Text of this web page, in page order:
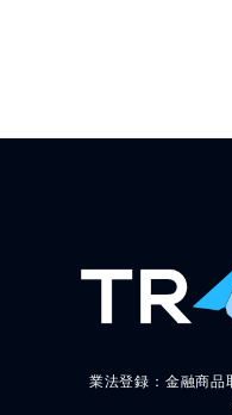
業法登録：金融商品